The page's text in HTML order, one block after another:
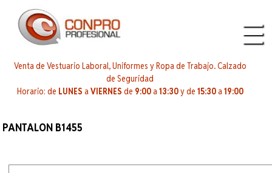
Venta de Vestuario Laboral, Uniformes y Ropa de Trabajo. Calzado
de Seguridad
Horario: de LUNES aVIERNES de 9:00a13:30y de 15:30a19:00
PANTALON B1455